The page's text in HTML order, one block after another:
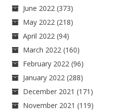
June 2022 (373)
May 2022 (218)
April 2022 (94)
March 2022 (160)
February 2022 (96)
January 2022 (288)
December 2021 (171)
November 2021 (119)